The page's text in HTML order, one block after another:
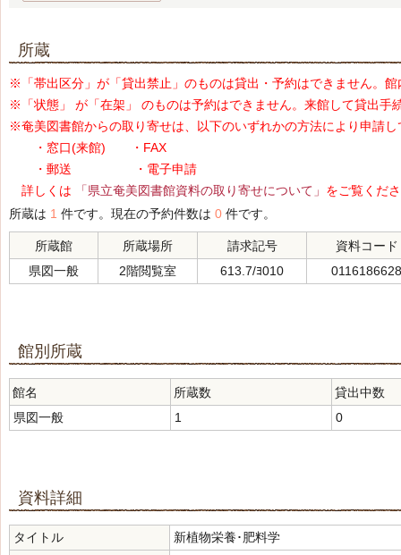
所蔵
※「帯出区分」が「貸出禁止」のものは貸出・予約はできません。
※「状態」 が「在架」 のものは予約はできません。来館して貸出手
※奄美図書館からの取り寄せは、以下のいずれかの方法により申請し
・窓口(来館) ・FAX
・郵送 ・電子申請
詳しくは
「県立奄美図書館資料の取り寄せについて」 をご覧くだ
所蔵は 1 件です。現在の予約件数は 0 件です。
所蔵館 所蔵場所 請求記号
資料コード
県図一般
2階閲覧室 613.7/ﾖ010 0116186628
館別所蔵
館名 所蔵数
貸出中数
県図一般
1 0
資料詳細
タイトル
新植物栄養･肥料学